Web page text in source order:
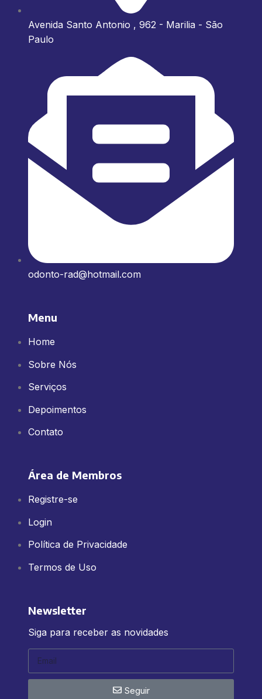
Avenida Santo Antonio , 962 - Marilia - São
Paulo
odonto-rad@hotmail.com
Menu
Home
Sobre Nós
Serviços
Depoimentos
Contato
Área de Membros
Registre-se
Login
Política de Privacidade
Termos de Uso
Newsletter
Siga para receber as novidades
Seguir